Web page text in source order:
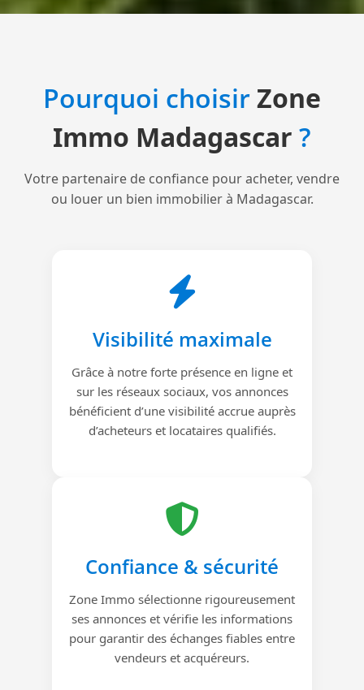
Pourquoi choisirZone
Immo Madagascar ?
Votre partenaire de confiance pour acheter, vendre
ou louer un bien immobilier à Madagascar.
Visibilité maximale
Grâce à notre forte présence en ligne et
sur les réseaux sociaux, vos annonces
bénéficient d’une visibilité accrue auprès
d’acheteurs et locataires qualifiés.
Confiance & sécurité
Zone Immo sélectionne rigoureusement
ses annonces et vérifie les informations
pour garantir des échanges fiables entre
vendeurs et acquéreurs.